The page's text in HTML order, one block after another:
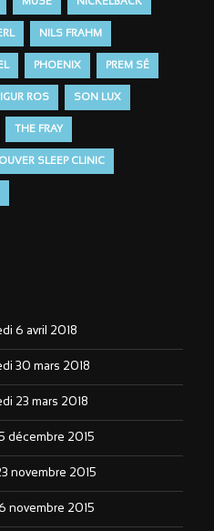
MUSE NICKELBACK
NILS FRAHM
PHOENIX PREM SÉ
ROS SON LUX
THE FRAY
SLEEP CLINIC
6 avril 2018
30 mars 2018
23 mars 2018
décembre 2015
novembre 2015
novembre 2015